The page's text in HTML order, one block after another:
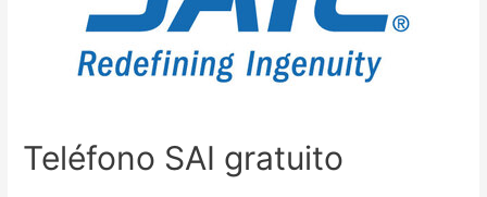
Teléfono SAI gratuito